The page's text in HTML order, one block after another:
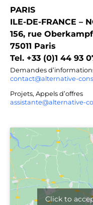
PARIS
ILE-DE-FRANCE –
156, rue Oberkampf
75011 Paris
Tel. +33 (0)1 44 93
Demandes
contact@alternative-
Projets, Appels d’offres
assistante@alternative-
Click to